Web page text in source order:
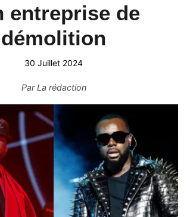
entreprise de
démolition
30 Juillet 2024
ParLa rédaction